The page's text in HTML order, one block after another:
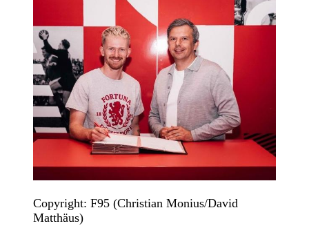
Copyright: F95 (Christian Monius/David
Matthäus)